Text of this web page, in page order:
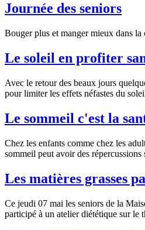
Journée des seniors
Bouger plus et manger mieux dans
Le soleil en profiter
Avec le retour des beaux jours
pour limiter les effets néfastes du
Le sommeil c'est la
Chez les enfants comme chez les
sommeil peut avoir des répercussions
Les matières grasses
Ce jeudi 07 mai les seniors de la
participé à un atelier diététique sur le